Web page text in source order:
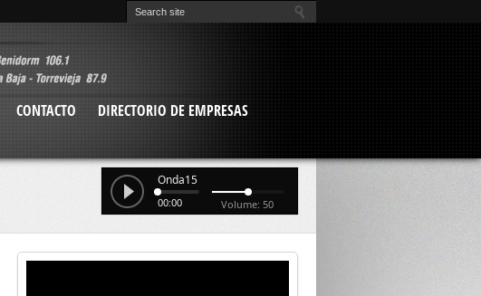
CONTACTO
DIRECTORIO DE EMPRESAS
Onda15
00:00 Volume: 50